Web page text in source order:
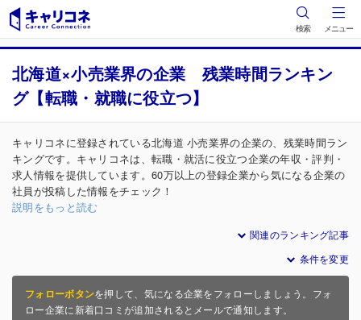
検索 メニュー
北海道×小売業界の企業 残業時間ランキン
グ【転職・就職に役立つ】
キャリコネに登録されている北海道 小売業界の企業の、残業時間ラン
キングです。キャリコネは、転職・就活に役立つ企業の年収・評判・
求人情報を提供しています。60万以上の登録企業から気になる企業の
社員が投稿した情報をチェック！
説明をもっと読む
関連のランキング記事
条件を変更
フォローボタンを押して、気になる企業をフォローしましょう。フォ
ロー企業に新着口コミが追加されるとメールで通知します。